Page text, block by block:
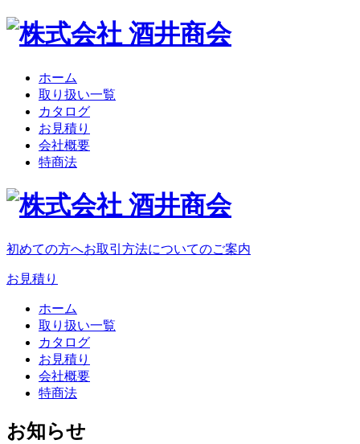
ホーム
取り扱い一覧
カタログ
お見積り
会社概要
特商法
初めての方へお取引方法についてのご案内
お見積り
ホーム
取り扱い一覧
カタログ
お見積り
会社概要
特商法
お知らせ